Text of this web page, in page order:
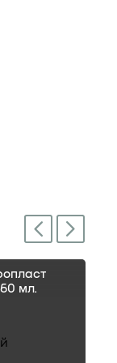
Previous
мл.
Next